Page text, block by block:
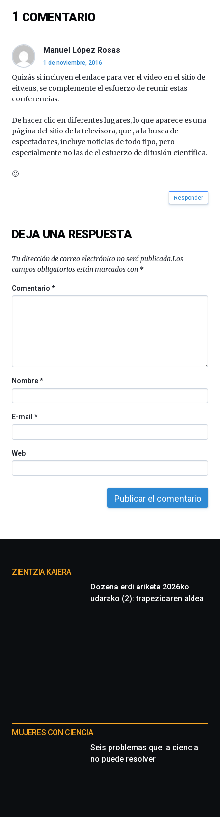
16
4
de
octubre.
La
iniciativa,
la
Cátedra…
1 COMENTARIO
Manuel López Rosas
1 de noviembre, 2016
Quizás si incluyen el enlace para ver el video en el sitio de
eitv.eus, se complemente el esfuerzo de reunir estas
conferencias.
De hacer clic en diferentes lugares, lo que aparece es una
página del sitio de la televisora, que , a la busca de
espectadores, incluye noticias de todo tipo, pero
especialmente no las de el esfuerzo de difusión científica.
🙂
Responder
DEJA UNA RESPUESTA
Tu dirección de correo electrónico no será publicada.Los
campos obligatorios están marcados con *
Comentario*
Nombre*
E-mail *
Web
proyectos
ZIENTZIA KAIERA
Dozena erdi ariketa 2026ko
udarako (2): trapezioaren aldea
MUJERES CON CIENCIA
Seis problemas que la ciencia
no puede resolver